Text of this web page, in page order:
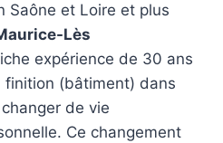
Saône et Loire et plus
Lès
expérience de 30 ans
(bâtiment) dans
de vie
Ce changement